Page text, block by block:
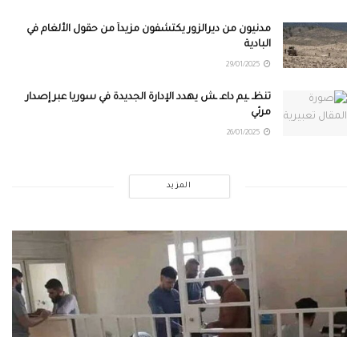
مدنيون من ديرالزور يكتشفون مزيداً من حقول الألغام في
البادية
تنظـ ـيم داعـ ـش يهدد الإدارة الجديدة في سوريا عبر إصدار
مرئي
المزيد